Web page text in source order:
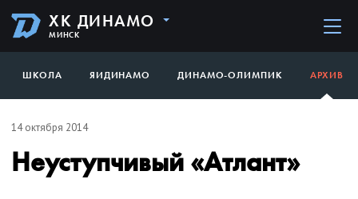
ХК ДИНАМО
МИНСК
ШКОЛА ЯИДИНАМО ДИНАМО-ОЛИМПИК АРХИВ
14 октября 2014
Неуступчивый «Атлант»